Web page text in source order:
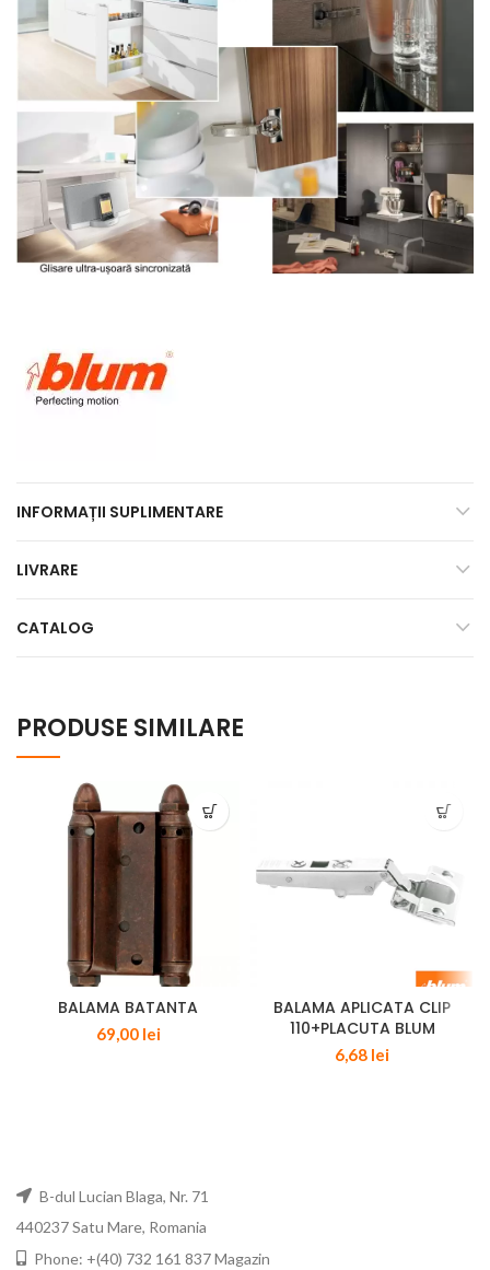
INFORMAȚII SUPLIMENTARE
LIVRARE
CATALOG
PRODUSE SIMILARE
BALAMA BATANTA
69,00 lei
BALAMA APLICATA CLIP
110+PLACUTA BLUM
6,68 lei
B-dul Lucian Blaga, Nr. 71
440237 Satu Mare, Romania
Phone: +(40) 732 161 837 Magazin